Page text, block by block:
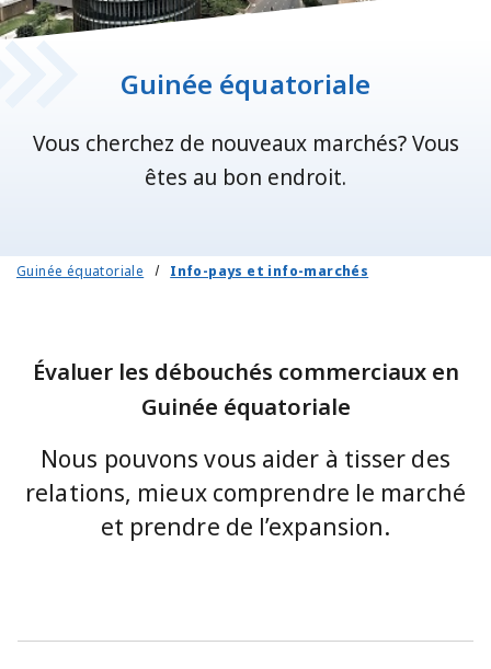
Guinée équatoriale
Vous cherchez de nouveaux marchés? Vous
êtes au bon endroit.
Guinée équatoriale Info-pays et info-marchés
Évaluer les débouchés commerciaux en
Guinée équatoriale
Nous pouvons vous aider à tisser des
relations, mieux comprendre le marché
et prendre de l’expansion.